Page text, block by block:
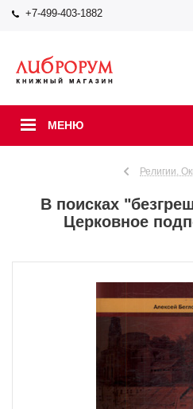
+7-499-403-1882
МЕНЮ
Религии.
В поисках
Церковное